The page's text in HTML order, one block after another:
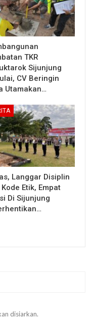
TKR
Sijunjung
CV Beringin
Utamakan…
Langgar Disiplin
Etik, Empat
Di Sijunjung
disiarkan.